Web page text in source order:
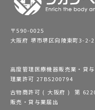
〒590-0025
大阪府 堺市堺区向陵東町3-2-
高度管理医療機器販売業・
理業許可 27BS200794
古物商許可 ( 大阪府 ) 第
販売・貸与業届出